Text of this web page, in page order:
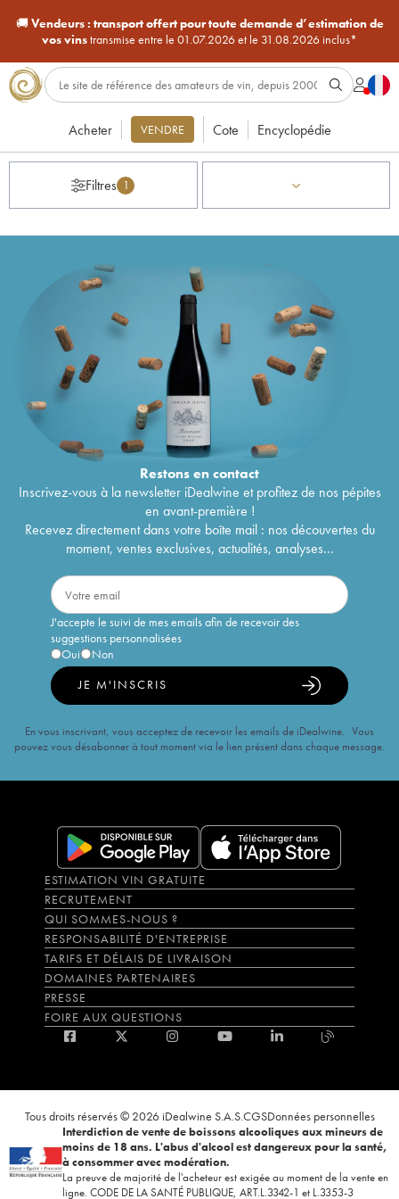
🚚Vendeurs : transport offert pour toute demande d’estimation de
vos vinstransmise entre le 01.07.2026 et le 31.08.2026 inclus*
Acheter VENDRE Cote Encyclopédie
Filtres 1
Restons encontact
Inscrivez-vous à la newsletter iDealwine et profitez de nos pépites
en avant-première !
Recevez directement dans votre boîte mail : nos découvertes du
moment, ventes exclusives, actualités, analyses...
J'accepte le suivi de mes emails afin de recevoir des
suggestions personnalisées
Oui
Non
JE M'INSCRIS
En vous inscrivant, vous acceptez de recevoir les emails de iDealwine. Vous
pouvez vous désabonner à tout moment via le lien présent dans chaque message.
ESTIMATION VIN GRATUITE
RECRUTEMENT
QUI SOMMES-NOUS ?
RESPONSABILITÉ D'ENTREPRISE
TARIFS ET DÉLAIS DE LIVRAISON
DOMAINES PARTENAIRES
PRESSE
FOIRE AUX QUESTIONS
Tous droits réservés © 2026 iDealwine S.A.S.CGSDonnées personnelles
Interdiction de vente de boissons alcooliques aux mineurs de
moins de 18 ans. L'abus d'alcool est dangereux pour la santé,
à consommer avec modération.
La preuve de majorité de l'acheteur est exigée au moment de la vente en
ligne. CODE DE LA SANTÉ PUBLIQUE, ART.L.3342-1 et L.3353-3